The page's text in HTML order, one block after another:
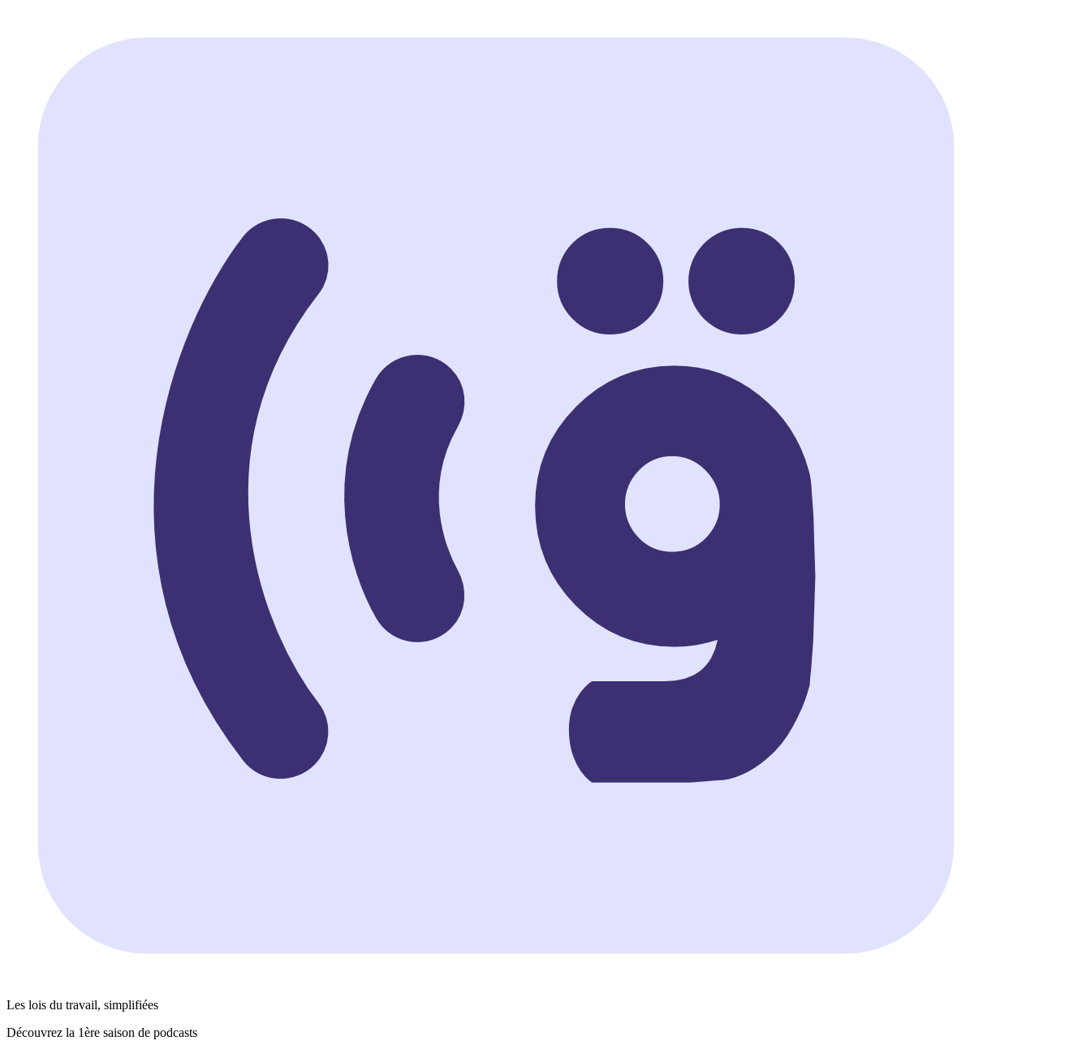
Les lois du travail, simplifiées
Découvrez la 1ère saison de podcasts